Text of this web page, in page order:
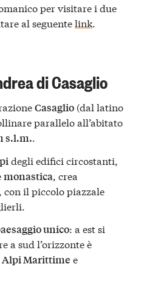
per visitare i due
al seguentelink.
di Casaglio
Casaglio (dal latino
parallelo all’abitato
s.l.m..
degli edifici circostanti,
monastica , crea
con il piccolo piazzale
unico: a est si
a sud l’orizzonte è
Alpi Marittime e